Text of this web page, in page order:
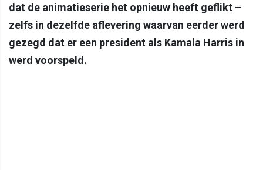
dat de animatieserie het opnieuw heeft geflikt –
zelfs in dezelfde aflevering waarvan eerder werd
gezegd dat er een president als Kamala Harris in
werd voorspeld.